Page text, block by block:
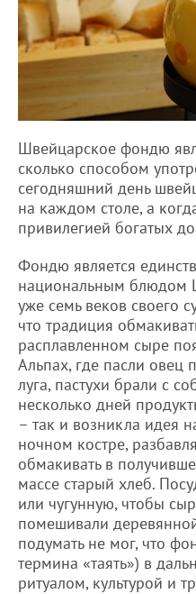
Швейцарское фондю
сколько способом
сегодняшний день
на каждом столе, а
привилегией богатых
Фондю является
национальным блюдом
уже семь веков своего
что традиция
расплавленном сыре
Альпах, где пасли овец
луга, пастухи брали с
несколько дней
– так и возникла идея
ночном костре,
обмакивать в
массе старый хлеб.
или чугунную, чтобы
помешивали
подумать не мог, что
термина «таять») в
ритуалом, культурой и